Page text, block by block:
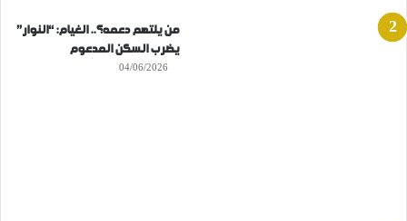
من يلتهم دعمه؟.. الغيام: “النوار”
يضرب السكن المدعوم
04/06/2026